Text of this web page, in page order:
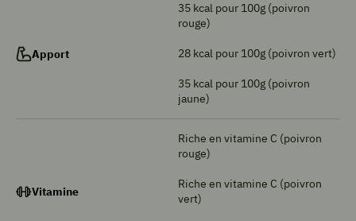
Apport
35 kcal pour 100g (poivron
rouge)
28 kcal pour 100g (poivron vert)
35 kcal pour 100g (poivron
jaune)
Vitamine
Riche en vitamine C (poivron
rouge)
Riche en vitamine C (poivron
vert)